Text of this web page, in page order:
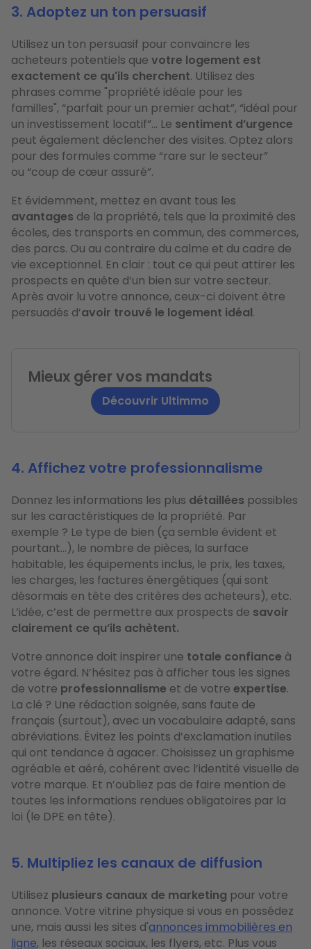
3. Adoptez un ton persuasif
Utilisez un ton persuasif pour convaincre les
acheteurs potentiels que votre logement est
exactement ce qu'ils cherchent. Utilisez des
phrases comme "propriété idéale pour les
familles", “parfait pour un premier achat”, “idéal pour
un investissement locatif”... Le sentiment d’urgence
peut également déclencher des visites. Optez alors
pour des formules comme “rare sur le secteur”
ou “coup de cœur assuré”.
Et évidemment, mettez en avant tous les
avantages de la propriété, tels que la proximité des
écoles, des transports en commun, des commerces,
des parcs. Ou au contraire du calme et du cadre de
vie exceptionnel. En clair : tout ce qui peut attirer les
prospects en quête d’un bien sur votre secteur.
Après avoir lu votre annonce, ceux-ci doivent être
persuadés d’avoir trouvé le logement idéal.
Mieux gérer vos mandats
Découvrir Ultimmo
4. Affichez votre professionnalisme
Donnez les informations les plus détaillées possibles
sur les caractéristiques de la propriété. Par
exemple ? Le type de bien (ça semble évident et
pourtant...), le nombre de pièces, la surface
habitable, les équipements inclus, le prix, les taxes,
les charges, les factures énergétiques (qui sont
désormais en tête des critères des acheteurs), etc.
L’idée, c’est de permettre aux prospects de savoir
clairement ce qu’ils achètent.
Votre annonce doit inspirer une totale confiance à
votre égard. N’hésitez pas à afficher tous les signes
de votre professionnalisme et de votre expertise.
La clé ? Une rédaction soignée, sans faute de
français (surtout), avec un vocabulaire adapté, sans
abréviations. Évitez les points d’exclamation inutiles
qui ont tendance à agacer. Choisissez un graphisme
agréable et aéré, cohérent avec l’identité visuelle de
votre marque. Et n’oubliez pas de faire mention de
toutes les informations rendues obligatoires par la
loi (le DPE en tête).
5. Multipliez les canaux de diffusion
Utilisez plusieurs canaux de marketing pour votre
annonce. Votre vitrine physique si vous en possédez
une, mais aussi les sites d'annonces immobilières en
ligne, les réseaux sociaux, les flyers, etc. Plus vous